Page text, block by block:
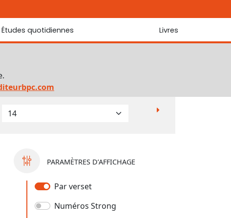
Études quotidiennes Livres
Bibliothèque
PARAMÈTRES D’AFFICHAGE
Par verset
Numéros Strong